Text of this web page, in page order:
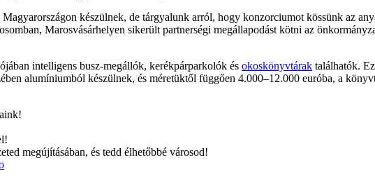
készülnek, de tárgyalunk arról, hogy konzorciumot kössünk az
Marosvásárhelyen sikerült partnerségi megállapodást kötni az
intelligens busz-megállók, kerékpárparkolók és okoskönyvtárak találhatók.
alumíniumból készülnek, és méretüktől függően 4.000–12.000 euróba, a
megújításában, és tedd élhetőbbé városod!